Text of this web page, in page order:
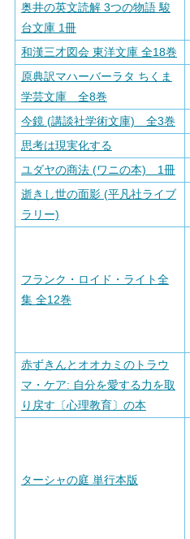
奥井の英文読解 3つの物語 駿
台文庫 1冊
和漢三才図会 東洋文庫 全18巻
原典訳マハーバーラタ ちくま
学芸文庫 全8巻
今鏡 (講談社学術文庫) 全3巻
思考は現実化する
ユダヤの商法 (ワニの本) 1冊
逝きし世の面影 (平凡社ライブ
ラリー)
フランク・ロイド・ライト全
集 全12巻
赤ずきんとオオカミのトラウ
マ・ケア: 自分を愛する力を取
り戻す〔心理教育〕の本
ターシャの庭 単行本版